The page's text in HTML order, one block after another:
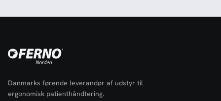
Danmarks førende leverandør af udstyr til
ergonomisk patienthåndtering.